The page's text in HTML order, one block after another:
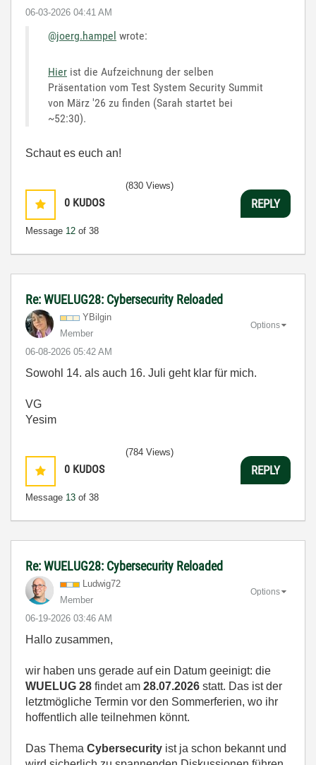
‎06-03-2026 04:41 AM
@joerg.hampel wrote:
Hier ist die Aufzeichnung der selben
Präsentation vom Test System Security Summit
von März '26 zu finden (Sarah startet bei
~52:30).
Schaut es euch an!
0 KUDOS
Message 12 of 38
(830 Views)
REPLY
Re: WUELUG28: Cybersecurity Reloaded
YBilgin
Member
‎06-08-2026 05:42 AM
Options
Sowohl 14. als auch 16. Juli geht klar für mich.
VG
Yesim
0 KUDOS
Message 13 of 38
(784 Views)
REPLY
Re: WUELUG28: Cybersecurity Reloaded
Ludwig72
Member
‎06-19-2026 03:46 AM
Options
Hallo zusammen,
wir haben uns gerade auf ein Datum geeinigt: die
WUELUG 28 findet am 28.07.2026 statt. Das ist der
letztmögliche Termin vor den Sommerferien, wo ihr
hoffentlich alle teilnehmen könnt.
Das Thema Cybersecurity ist ja schon bekannt und